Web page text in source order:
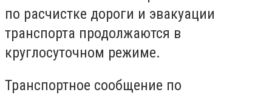
по расчистке дороги и эвакуации
транспорта продолжаются в
круглосуточном режиме.
Транспортное сообщение по